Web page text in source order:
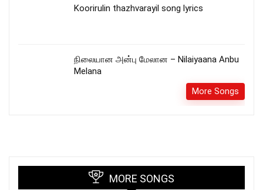
Koorirulin thazhvarayil song lyrics
நிலையான அன்பு மேலான – Nilaiyaana Anbu
Melana
More Songs
MORE SONGS